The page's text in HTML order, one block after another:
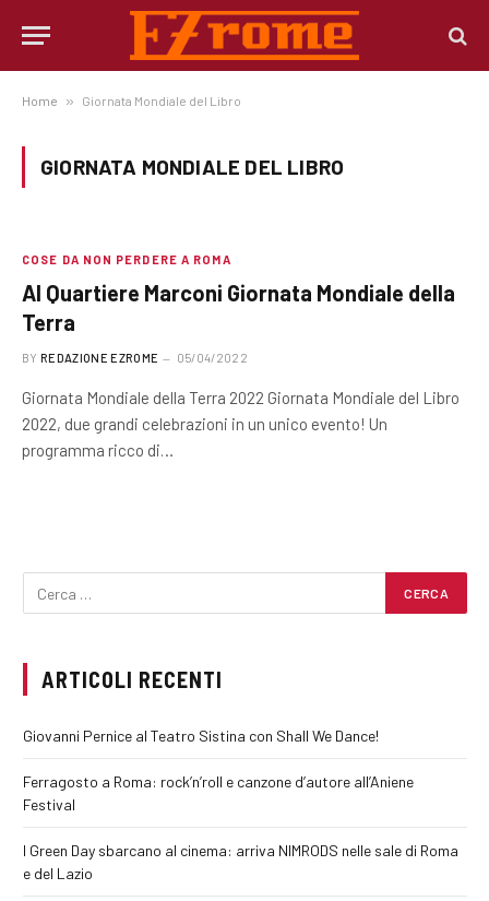
Home » Giornata Mondiale del Libro
GIORNATA MONDIALE DEL LIBRO
COSE DA NON PERDERE A ROMA
Al Quartiere Marconi Giornata Mondiale della
Terra
BY REDAZIONE EZROME 05/04/2022
Giornata Mondiale della Terra 2022 Giornata Mondiale del Libro
2022, due grandi celebrazioni in un unico evento! Un
programma ricco di…
ARTICOLI RECENTI
Giovanni Pernice al Teatro Sistina con Shall We Dance!
Ferragosto a Roma: rock’n’roll e canzone d’autore all’Aniene
Festival
I Green Day sbarcano al cinema: arriva NIMRODS nelle sale di Roma
e del Lazio